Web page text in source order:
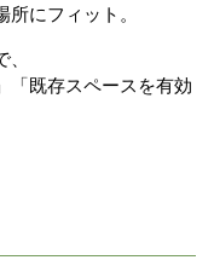
にフィット。
「既存スペースを有効